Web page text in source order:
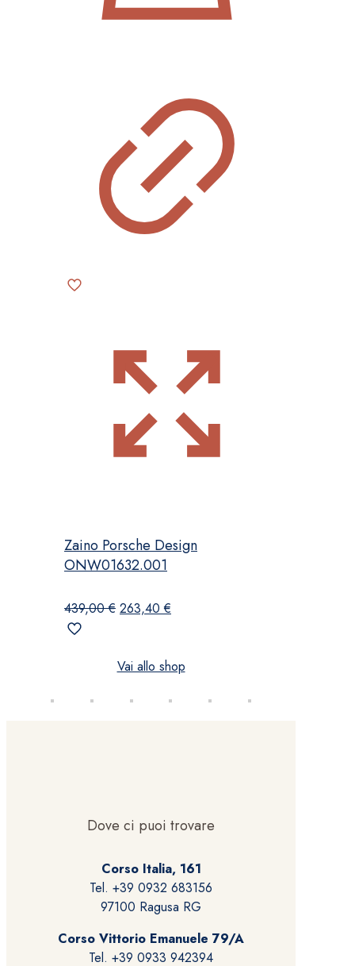
Zaino Porsche Design
ONW01632.001
439,00€ Il
era:
263,40€
è:
Vai allo shop
Dove ci puoi trovare
Corso Italia, 161
Tel. +39 0932 683156
97100 Ragusa RG
Corso Vittorio Emanuele 79/A
Tel. +39 0933 942394